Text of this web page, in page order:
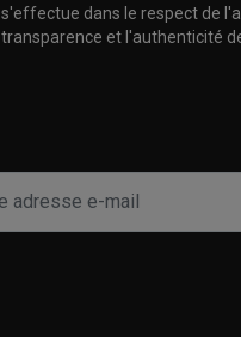
s'effectue dans le respect de
transparence et l'authenticité